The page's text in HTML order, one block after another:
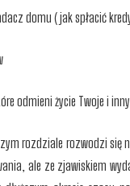
domu ( jak spłacić
odmieni życie Twoje i
rozdziale rozwodzi się
ale ze zjawiskiem